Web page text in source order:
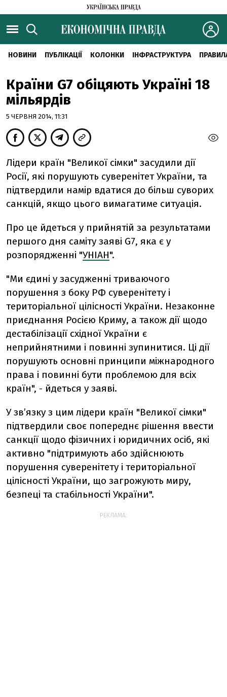
НОВИНИ ПУБЛІКАЦІЇ КОЛОНКИ ІНФРАСТРУКТУРА
Країни G7 обіцяють Україні 18
мільярдів
5 ЧЕРВНЯ 2014, 11:31
Лідери країн "Великої сімки" засудили дії
Росії, які порушують суверенітет України, та
підтвердили намір вдатися до більш суворих
санкцій, якщо цього вимагатиме ситуація.
Про це йдеться у прийнятій за результатами
першого дня саміту заяві G7, яка є у
розпорядженні "УНІАН".
"Ми єдині у засудженні триваючого
порушення з боку РФ суверенітету і
територіальної цілісності України. Незаконне
приєднання Росією Криму, а також дії щодо
дестабілізації східної України є
неприйнятними і повинні зупинитися. Ці дії
порушують основні принципи міжнародного
права і повинні бути проблемою для всіх
країн", - йдеться у заяві.
У зв’язку з цим лідери країн "Великої сімки"
підтвердили своє попереднє рішення ввести
санкції щодо фізичних і юридичних осіб, які
активно "підтримують або здійснюють
порушення суверенітету і територіальної
цілісності України, що загрожують миру,
безпеці та стабільності України".
РЕКЛАМА: